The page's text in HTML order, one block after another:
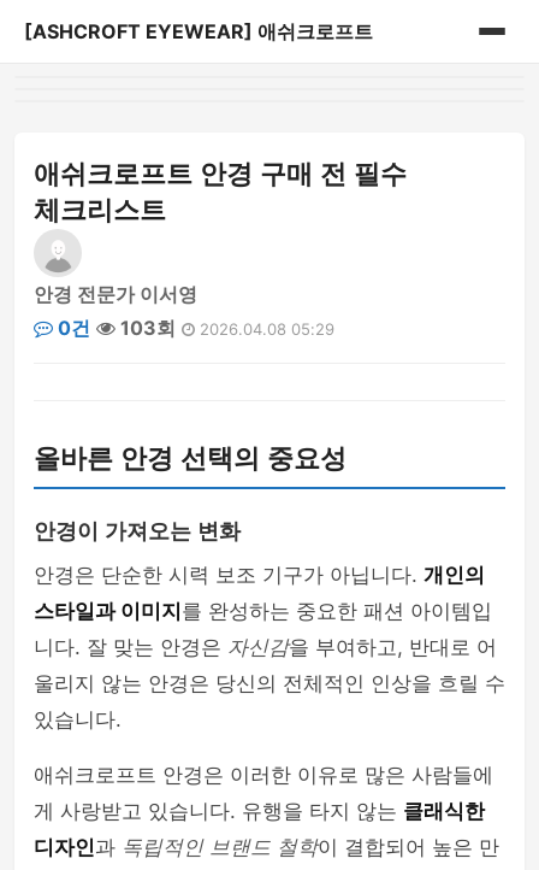
[ASHCROFT EYEWEAR] 애쉬크로프트
애쉬크로프트 안경 구매 전 필수
체크리스트
안경 전문가 이서영
0건
103회 2026.04.08 05:29
올바른 안경 선택의 중요성
안경이 가져오는 변화
안경은 단순한 시력 보조 기구가 아닙니다. 개인의
스타일과 이미지 를 완성하는 중요한 패션 아이템입
니다. 잘 맞는 안경은 자신감을 부여하고, 반대로 어
울리지 않는 안경은 당신의 전체적인 인상을 흐릴 수
있습니다.
애쉬크로프트 안경은 이러한 이유로 많은 사람들에
게 사랑받고 있습니다. 유행을 타지 않는 클래식한
디자인과 독립적인 브랜드 철학이 결합되어 높은 만